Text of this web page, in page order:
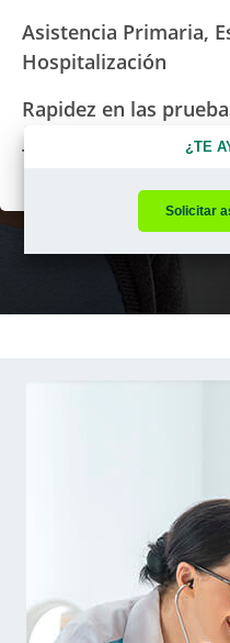
Asistencia Primaria,
Hospitalización
Rapidez en las
Trato cercano y
¿TE
Solicitar